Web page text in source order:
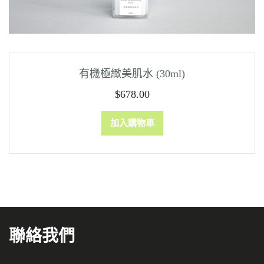
有機極緻美肌水 (30ml)
$678.00
加入購物車
聯絡我們